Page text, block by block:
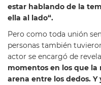
estar hablando de la
ella al lado“.
Pero como toda unión
personas también
actor se encargó de
momentos en los que la
arena entre los dedos. Y